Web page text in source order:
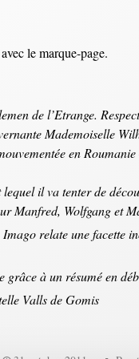
le marque-page.
de l’Etrange.
Mademoiselle
en
il va tenter de
Manfred, Wolfgang et
relate une facette
à un résumé en
Valls de Gomis